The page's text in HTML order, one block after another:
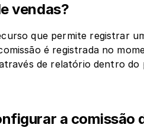
vendas?
que permite registrar
é registrada no
de relatório dentro do
a comissão